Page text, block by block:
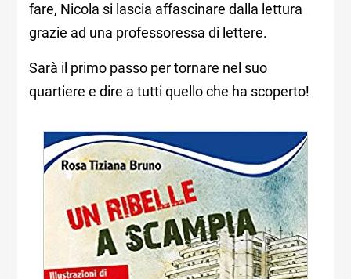
fare, Nicola si lascia affascinare dalla lettura
grazie ad una professoressa di lettere.
Sarà il primo passo per tornare nel suo
quartiere e dire a tutti quello che ha scoperto!